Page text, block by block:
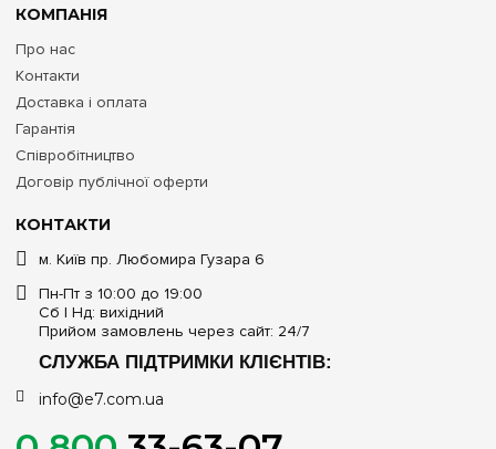
КОНТАКТИ
м. Київ пр. Любомира Гузара 6
Пн-Пт з 10:00 до 19:00
Сб | Нд: вихідний
Прийом замовлень через сайт: 24/7
СЛУЖБА ПІДТРИМКИ КЛІЄНТІВ:
info@e7.com.ua
КОМПАНІЯ
Про нас
Контакти
Доставка і оплата
Гарантія
Співробітництво
Договір публічної оферти